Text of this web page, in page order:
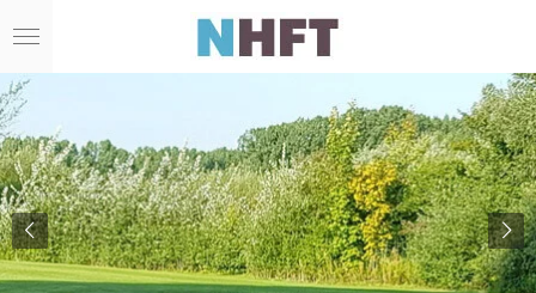
direct
naar
de
hoofdinhoud